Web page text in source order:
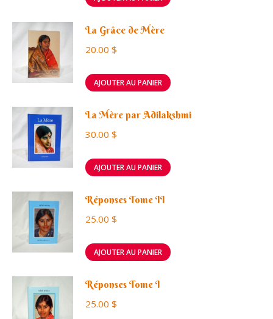
La Grâce de Mère
20.00 $
AJOUTER AU PANIER
La Mère par Adilakshmi
30.00 $
AJOUTER AU PANIER
Réponses Tome II
25.00 $
AJOUTER AU PANIER
Réponses Tome I
25.00 $